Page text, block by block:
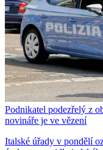
Podnikatel podezřelý z
novináře je ve vězení
Italské úřady v pondělí